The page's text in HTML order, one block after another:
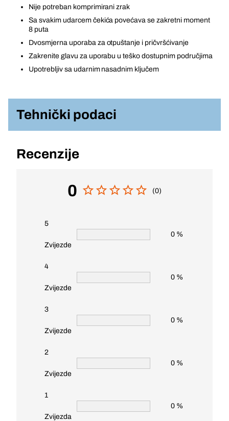
Nije potreban komprimirani zrak
Sa svakim udarcem čekića povećava se zakretni moment
8 puta
Dvosmjerna uporaba za otpuštanje i pričvršćivanje
Zakrenite glavu za uporabu u teško dostupnim područjima
Upotrebljiv sa udarnim nasadnim ključem
Tehnički podaci
Recenzije
0 (0)
5
Zvijezde
0 %
4
Zvijezde
0 %
3
Zvijezde
0 %
2
Zvijezde
0 %
1
Zvijezda
0 %